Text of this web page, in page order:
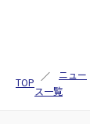
TOP
ニュー
ス一覧